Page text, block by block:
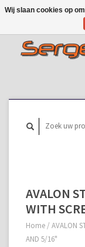
AVALON
WITH
Home / AVALON
AND 5/16"
Wij slaan cookies op